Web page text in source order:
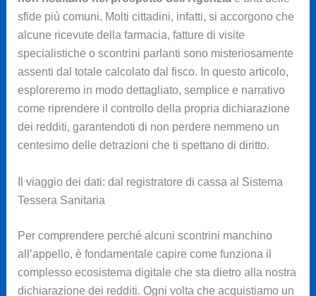
sfide più comuni. Molti cittadini, infatti, si accorgono che
alcune ricevute della farmacia, fatture di visite
specialistiche o scontrini parlanti sono misteriosamente
assenti dal totale calcolato dal fisco. In questo articolo,
esploreremo in modo dettagliato, semplice e narrativo
come riprendere il controllo della propria dichiarazione
dei redditi, garantendoti di non perdere nemmeno un
centesimo delle detrazioni che ti spettano di diritto.
Il viaggio dei dati: dal registratore di cassa al Sistema
Tessera Sanitaria
Per comprendere perché alcuni scontrini manchino
all’appello, è fondamentale capire come funziona il
complesso ecosistema digitale che sta dietro alla nostra
dichiarazione dei redditi. Ogni volta che acquistiamo un